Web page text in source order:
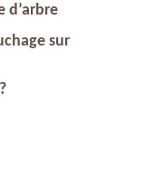
d’arbre
sur